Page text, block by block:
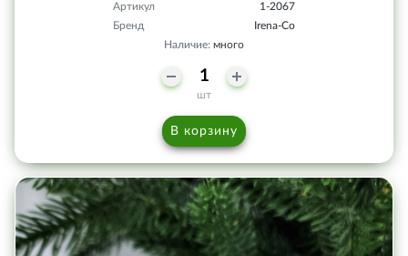
Артикул
1-2067
Бренд
Irena-Co
Наличие: много
шт
В корзину